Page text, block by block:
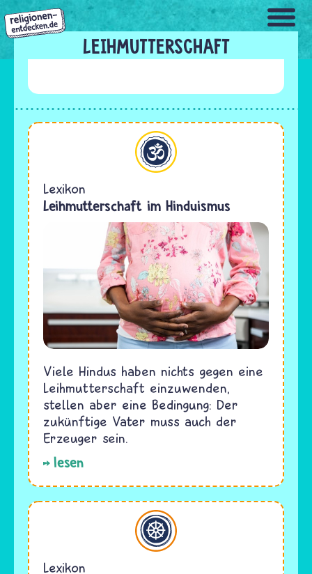
Direkt
zum
Inhalt
LEIHMUTTERSCHAFT
Hinduismus
Lexikon
Leihmutterschaft im Hinduismus
Viele Hindus haben nichts gegen eine
Leihmutterschaft einzuwenden,
stellen aber eine Bedingung: Der
zukünftige Vater muss auch der
Erzeuger sein.
lesen
Buddhismus
Lexikon